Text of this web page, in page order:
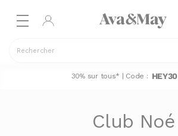
Rechercher
30% sur tous* | Code : HEY30
Club Noé